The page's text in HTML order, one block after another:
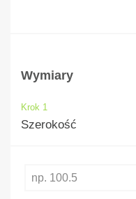
Wymiary
Krok 1
Szerokość